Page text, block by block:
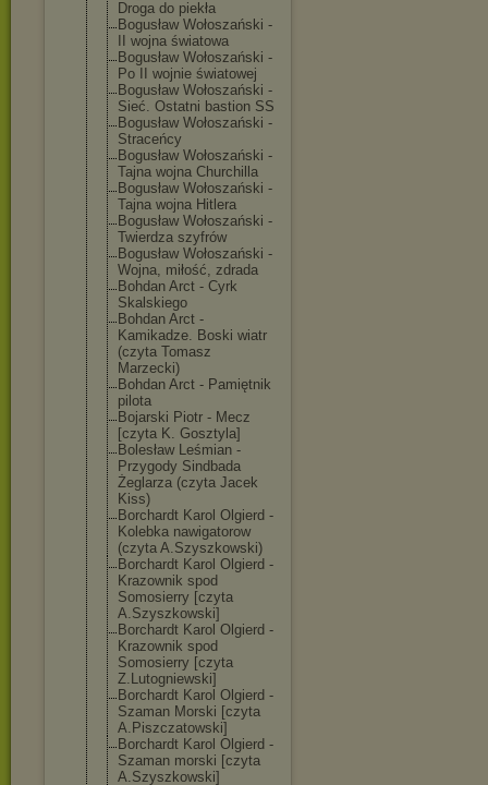
Droga do piekła
Bogusław Wołoszański -
II wojna światowa
Bogusław Wołoszański -
Po II wojnie światowej
Bogusław Wołoszański -
Sieć. Ostatni bastion SS
Bogusław Wołoszański -
Straceńcy
Bogusław Wołoszański -
Tajna wojna Churchilla
Bogusław Wołoszański -
Tajna wojna Hitlera
Bogusław Wołoszański -
Twierdza szyfrów
Bogusław Wołoszański -
Wojna, miłość, zdrada
Bohdan Arct - Cyrk
Skalskiego
Bohdan Arct -
Kamikadze. Boski wiatr
(czyta Tomasz
Marzecki)
Bohdan Arct - Pamiętnik
pilota
Bojarski Piotr - Mecz
[czyta K. Gosztyla]
Bolesław Leśmian -
Przygody Sindbada
Żeglarza (czyta Jacek
Kiss)
Borchardt Karol Olgierd -
Kolebka nawigatorow
(czyta A.Szyszkowski)
Borchardt Karol Olgierd -
Krazownik spod
Somosierry [czyta
A.Szyszkowski]
Borchardt Karol Olgierd -
Krazownik spod
Somosierry [czyta
Z.Lutogniewski]
Borchardt Karol Olgierd -
Szaman Morski [czyta
A.Piszczatowski]
Borchardt Karol Olgierd -
Szaman morski [czyta
A.Szyszkowski]